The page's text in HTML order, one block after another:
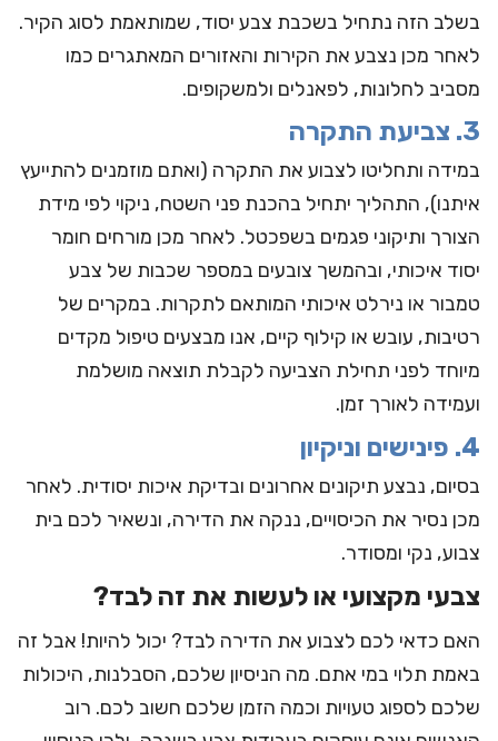
בשלב הזה נתחיל בשכבת צבע יסוד, שמותאמת לסוג הקיר.
לאחר מכן נצבע את הקירות והאזורים המאתגרים כמו
מסביב לחלונות, לפאנלים ולמשקופים.
3. צביעת התקרה
במידה ותחליטו לצבוע את התקרה (ואתם מוזמנים להתייעץ
איתנו), התהליך יתחיל בהכנת פני השטח, ניקוי לפי מידת
הצורך ותיקוני פגמים בשפכטל. לאחר מכן מורחים חומר
יסוד איכותי, ובהמשך צובעים במספר שכבות של צבע
טמבור או נירלט איכותי המותאם לתקרות. במקרים של
רטיבות, עובש או קילוף קיים, אנו מבצעים טיפול מקדים
מיוחד לפני תחילת הצביעה לקבלת תוצאה מושלמת
ועמידה לאורך זמן.
4. פינישים וניקיון
בסיום, נבצע תיקונים אחרונים ובדיקת איכות יסודית. לאחר
מכן נסיר את הכיסויים, ננקה את הדירה, ונשאיר לכם בית
צבוע, נקי ומסודר.
צבעי מקצועי או לעשות את זה לבד?
האם כדאי לכם לצבוע את הדירה לבד? יכול להיות! אבל זה
באמת תלוי במי אתם. מה הניסיון שלכם, הסבלנות, היכולות
שלכם לספוג טעויות וכמה הזמן שלכם חשוב לכם. רוב